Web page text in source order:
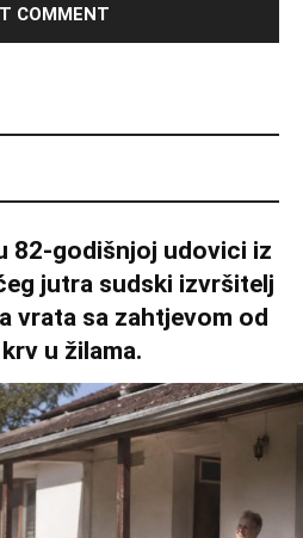
82-godišnjoj udovici iz
jutra sudski izvršitelj
vrata sa zahtjevom od
u žilama.